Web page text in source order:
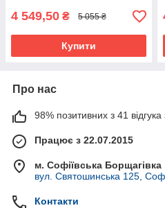
4 549,50 ₴ 5 055 ₴
Купити
Про нас
98% позитивних з 41 відгука
Працює з 22.07.2015
м. Софіївська Борщагівка
вул. Святошинська 125,
Контакти